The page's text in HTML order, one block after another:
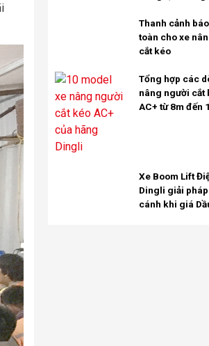
Thanh cảnh
toàn cho xe
cắt kéo
Tổng hợp các
nâng người cắt
AC+ từ 8m đến
Xe Boom Lift
Dingli giải
cánh khi giá